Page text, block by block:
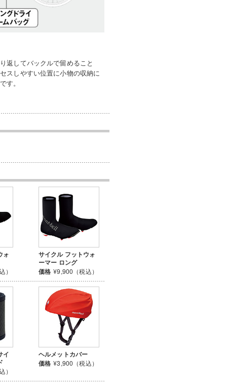
返してバックルで留めること
スしやすい位置に小物の収納に
す。
ォ
）
サイクル フットウォ
ーマー ロング
価格 ¥9,900（税込）
イ
）
ヘルメットカバー
価格 ¥3,900（税込）